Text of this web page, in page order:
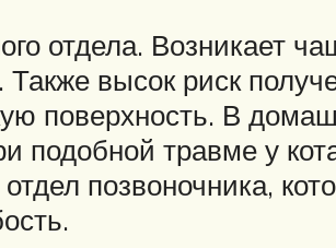
отдела. Возникает
высок риск
поверхность. В
подобной травме у
позвоночника,